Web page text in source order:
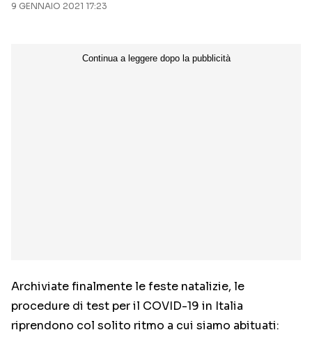
9 GENNAIO 2021 17:23
Archiviate finalmente le feste natalizie, le
procedure di test per il COVID-19 in Italia
riprendono col solito ritmo a cui siamo abituati: